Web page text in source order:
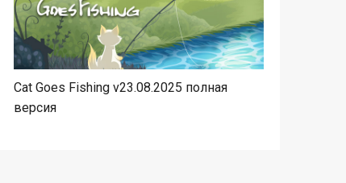
Cat Goes Fishing v23.08.2025 полная
версия